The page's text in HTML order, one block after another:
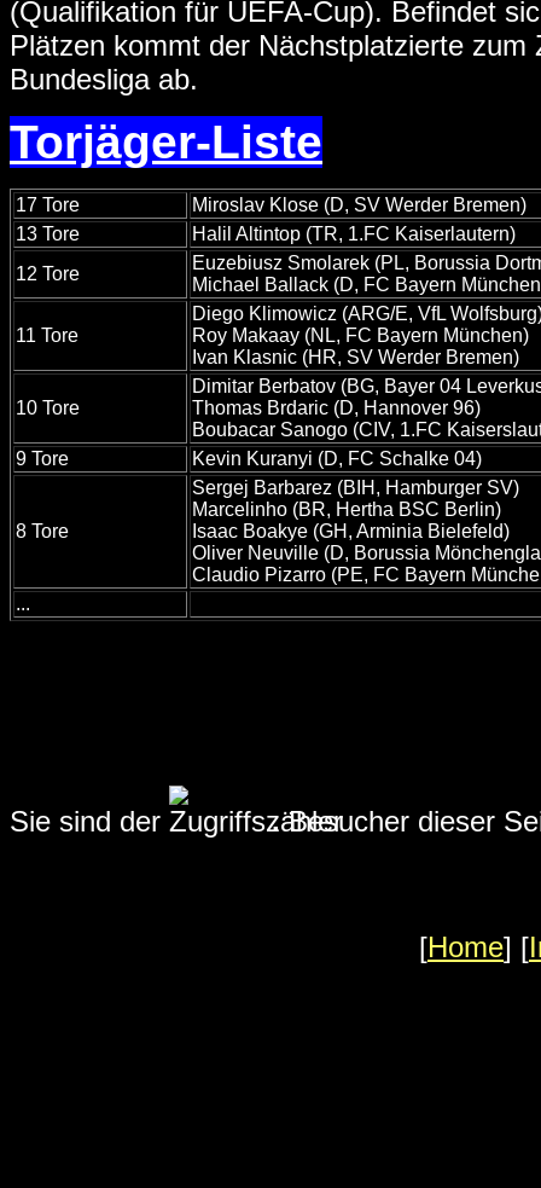
(Qualifikation für UEFA-Cup). Befindet
Plätzen kommt der Nächstplatzierte
Bundesliga ab.
Torjäger-Liste
17 Tore
Miroslav Klose (D, SV Werder Bremen)
13 Tore
Halil Altintop (TR, 1.FC Kaiserlautern)
12 Tore
Euzebiusz Smolarek (PL, Borussia
Michael Ballack (D, FC Bayern
11 Tore
Diego Klimowicz (ARG/E, VfL
Roy Makaay (NL, FC Bayern München)
Ivan Klasnic (HR, SV Werder Bremen)
10 Tore
Dimitar Berbatov (BG, Bayer 04
Thomas Brdaric (D, Hannover 96)
Boubacar Sanogo (CIV, 1.FC
9 Tore
Kevin Kuranyi (D, FC Schalke 04)
8 Tore
Sergej Barbarez (BIH, Hamburger SV)
Marcelinho (BR, Hertha BSC Berlin)
Isaac Boakye (GH, Arminia Bielefeld)
Oliver Neuville (D, Borussia
Claudio Pizarro (PE, FC Bayern
...
Sie sind der .Besucher dieser
[Home] [